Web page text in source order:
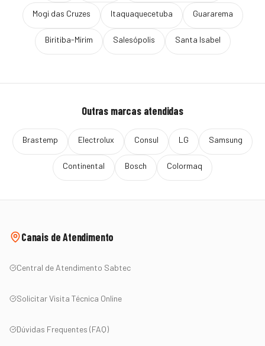
Mogi das Cruzes Itaquaquecetuba Guararema
Biritiba-Mirim Salesópolis Santa Isabel
Outras marcas atendidas
Brastemp Electrolux Consul LG Samsung
Continental Bosch Colormaq
Canais de Atendimento
Central de Atendimento Sabtec
Solicitar Visita Técnica Online
Dúvidas Frequentes (FAQ)